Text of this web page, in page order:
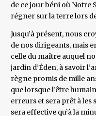
de ce jour béni où Notre
régner sur la terre lors
Jusqu’à présent, nous
de nos dirigeants, mais
celle du maître auquel
jardin d’Éden, à savoir
règne promis de mille
que lorsque l’être
erreurs et sera prêt à les
sera effective qu’à la